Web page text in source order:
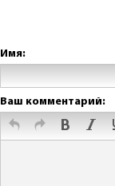
Имя:
Ваш комментарий: